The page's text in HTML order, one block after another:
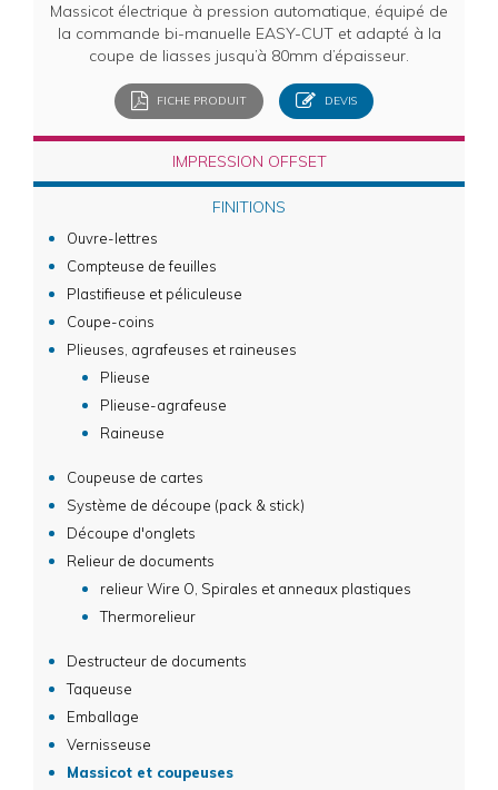
Massicot électrique à pression automatique, équipé de
la commande bi-manuelle EASY-CUT et adapté à la
coupe de liasses jusqu’à 80mm d’épaisseur.
FICHE PRODUIT DEVIS
IMPRESSION OFFSET
FINITIONS
Ouvre-lettres
Compteuse de feuilles
Plastifieuse et péliculeuse
Coupe-coins
Plieuses, agrafeuses et raineuses
Plieuse
Plieuse-agrafeuse
Raineuse
Coupeuse de cartes
Système de découpe (pack & stick)
Découpe d'onglets
Relieur de documents
relieur Wire O, Spirales et anneaux plastiques
Thermorelieur
Destructeur de documents
Taqueuse
Emballage
Vernisseuse
Massicot et coupeuses